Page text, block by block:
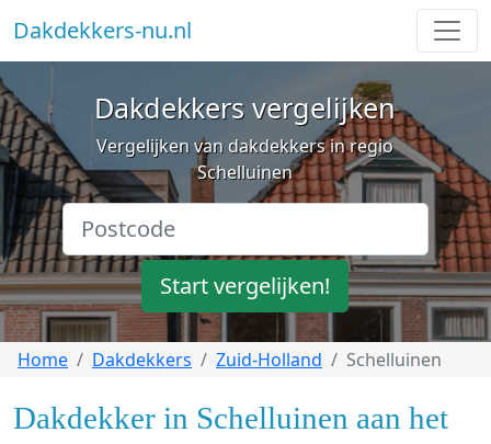
Dakdekkers-nu.nl
Dakdekkers vergelijken
Vergelijken van dakdekkers in regio
Schelluinen
Start vergelijken!
Home Dakdekkers Zuid-Holland Schelluinen
Dakdekker in Schelluinen aan het